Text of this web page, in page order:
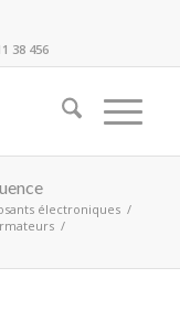
38 456
électroniques /
/